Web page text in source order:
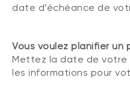
date d’échéance de
Vous voulez planifier un
Mettez la date de votre
les informations pour